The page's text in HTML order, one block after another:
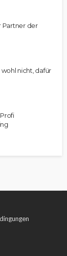
Partner der
nicht, dafür